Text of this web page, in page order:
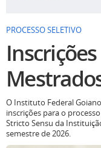
PROCESSO SELETIVO
O Instituto Federal
inscrições para o
Stricto Sensu da
semestre de 2026.